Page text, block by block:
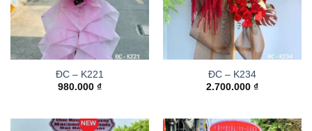
ĐC – K221
980.000 ₫
ĐC – K234
2.700.000 ₫